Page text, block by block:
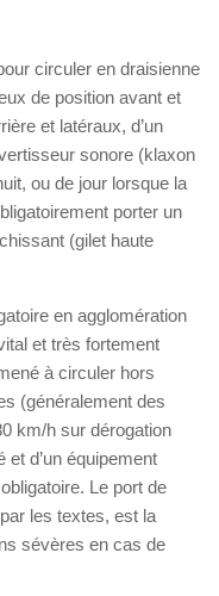
circuler en draisienne
de position avant et
et latéraux, d’un
sonore (klaxon
ou de jour lorsque la
porter un
(gilet haute
en agglomération
et très fortement
à circuler hors
(généralement des
km/h sur dérogation
d’un équipement
Le port de
les textes, est la
sévères en cas de